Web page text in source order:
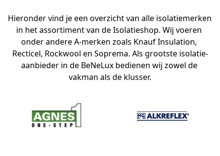
Hieronder vind je een overzicht van alle isolatiemerken
in het assortiment van de Isolatieshop. Wij voeren
onder andere A-merken zoals Knauf Insulation,
Recticel, Rockwool en Soprema. Als grootste isolatie-
aanbieder in de BeNeLux bedienen wij zowel de
vakman als de klusser.